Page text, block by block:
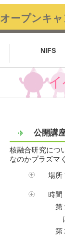
オープンキ
NIFS
イ
公開講
核融合研究につ
なのかプラズマ
場所
時間
第
は
第